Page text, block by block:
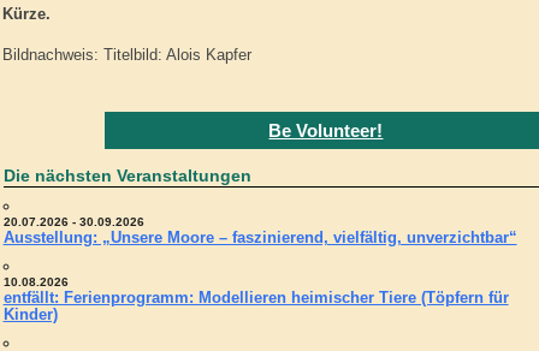
Kürze.
Bildnachweis: Titelbild: Alois Kapfer
Be Volunteer!
Die nächsten Veranstaltungen
20.07.2026 - 30.09.2026
Ausstellung: „Unsere Moore – faszinierend, vielfältig, unverzichtbar“
10.08.2026
entfällt: Ferienprogramm: Modellieren heimischer Tiere (Töpfern für
Kinder)